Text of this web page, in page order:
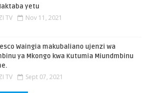
yetu
TV Nov 11, 2021
Waingia makubaliano ujenzi wa
ya Mkongo kwa Kutumia Miundmbinu
TV Sept 07, 2021